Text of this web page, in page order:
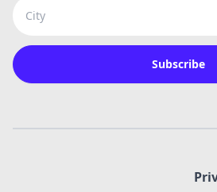
Subscribe